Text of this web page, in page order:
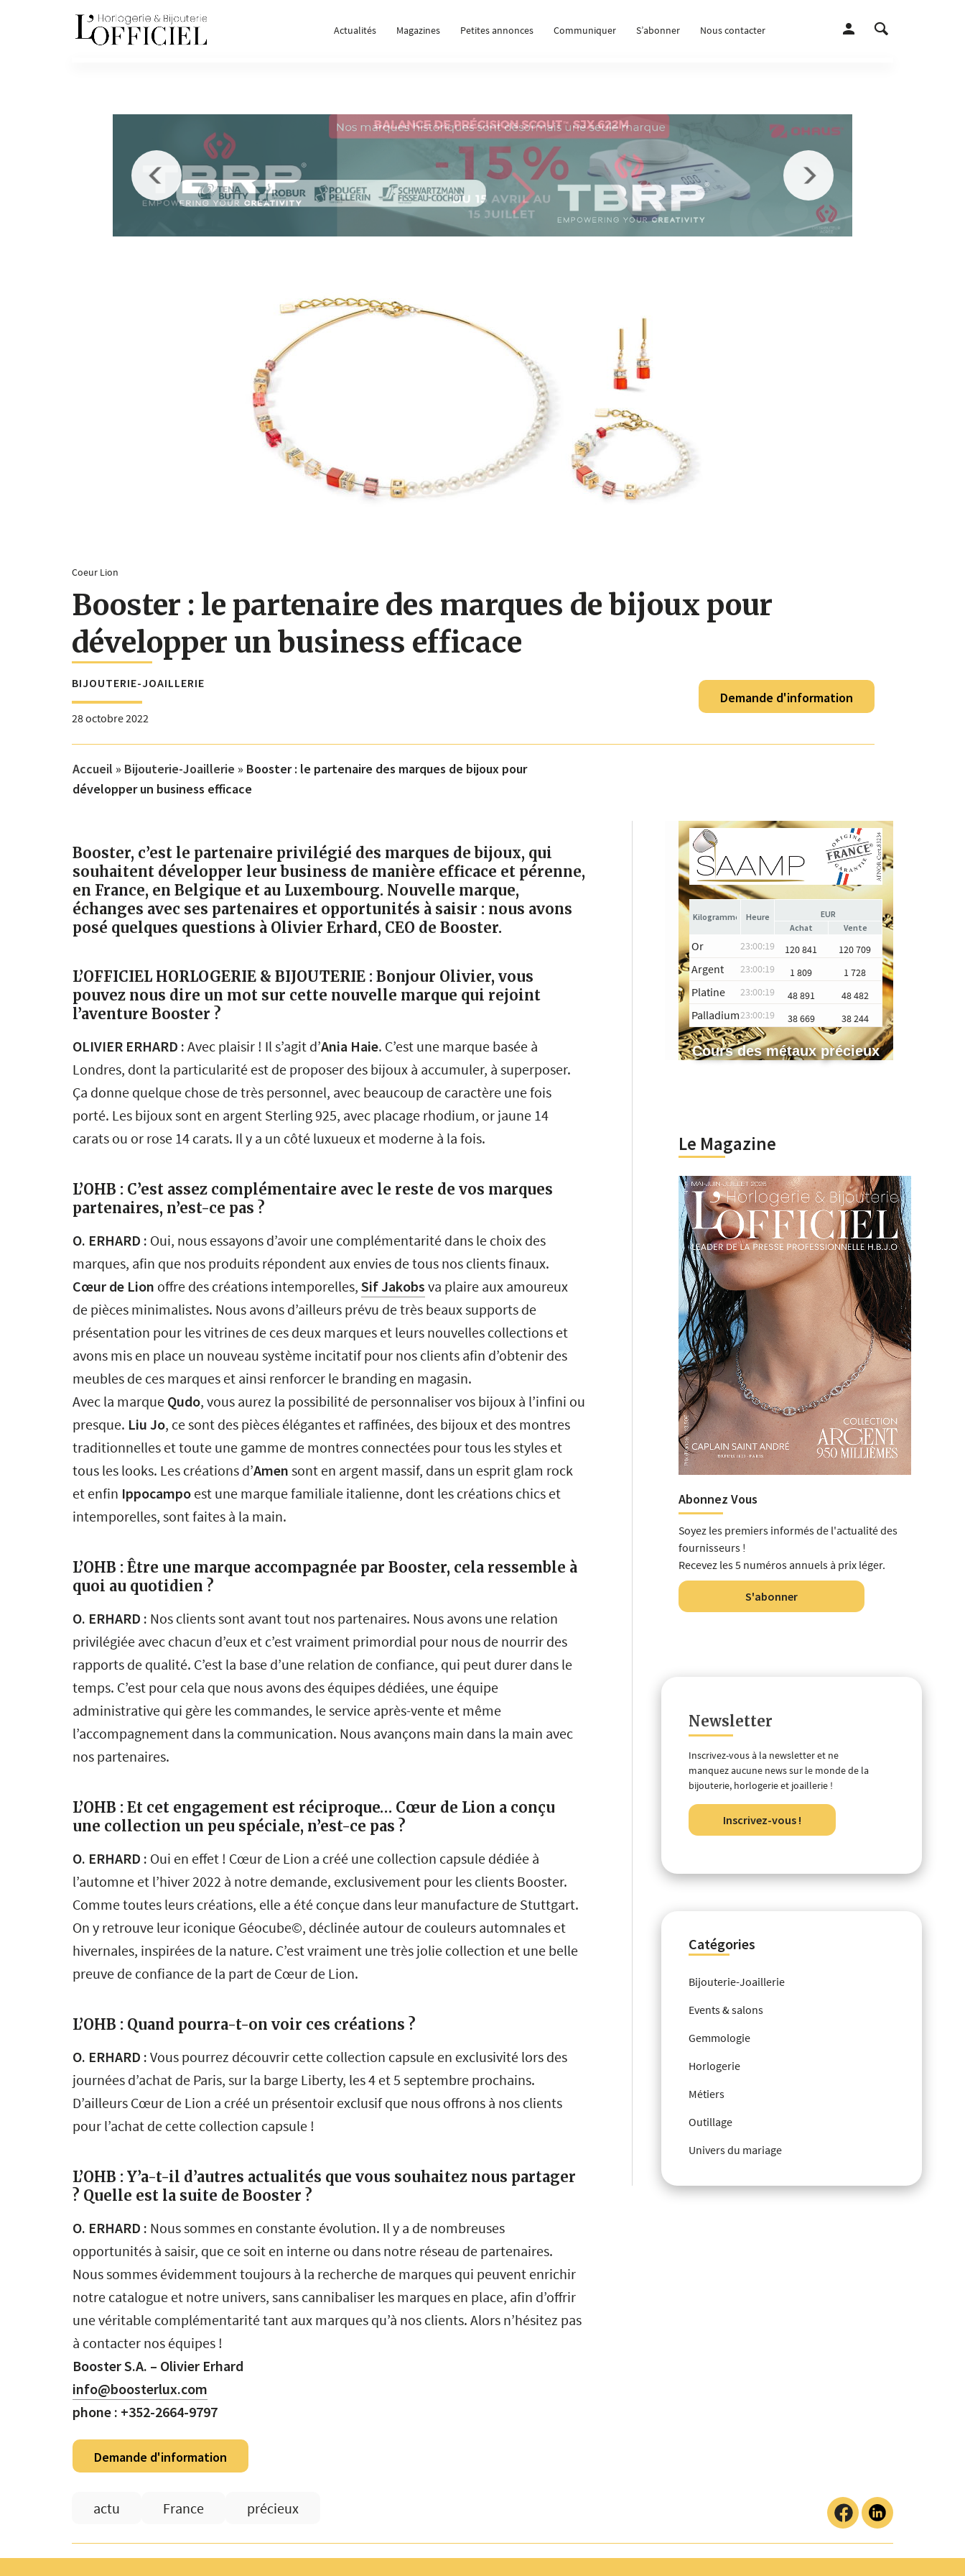
Actualités Magazines Petites annonces Communiquer S’abonner Nous contacter
Coeur Lion
Booster : le partenaire des marques de bijoux pour
développer un business efficace
BIJOUTERIE-JOAILLERIE
Demande d'information
28 octobre 2022
Accueil » Bijouterie-Joaillerie » Booster : le partenaire des marques de bijoux pour
développer un business efficace
Booster, c’est le partenaire privilégié des marques de bijoux, qui
souhaitent développer leur business de manière efficace et pérenne,
en France, en Belgique et au Luxembourg. Nouvelle marque,
échanges avec ses partenaires et opportunités à saisir : nous avons
posé quelques questions à Olivier Erhard, CEO de Booster.
L’OFFICIEL HORLOGERIE & BIJOUTERIE : Bonjour Olivier, vous
pouvez nous dire un mot sur cette nouvelle marque qui rejoint
l’aventure Booster ?
OLIVIER ERHARD : Avec plaisir ! Il s’agit d’Ania Haie. C’est une marque basée à
Londres, dont la particularité est de proposer des bijoux à accumuler, à superposer.
Ça donne quelque chose de très personnel, avec beaucoup de caractère une fois
porté. Les bijoux sont en argent Sterling 925, avec placage rhodium, or jaune 14
carats ou or rose 14 carats. Il y a un côté luxueux et moderne à la fois.
L’OHB : C’est assez complémentaire avec le reste de vos marques
partenaires, n’est-ce pas ?
O. ERHARD : Oui, nous essayons d’avoir une complémentarité dans le choix des
marques, afin que nos produits répondent aux envies de tous nos clients finaux.
Cœur de Lion offre des créations intemporelles, Sif Jakobs va plaire aux amoureux
de pièces minimalistes. Nous avons d’ailleurs prévu de très beaux supports de
présentation pour les vitrines de ces deux marques et leurs nouvelles collections et
avons mis en place un nouveau système incitatif pour nos clients afin d’obtenir des
meubles de ces marques et ainsi renforcer le branding en magasin.
Avec la marque Qudo, vous aurez la possibilité de personnaliser vos bijoux à l’infini ou
presque. Liu Jo, ce sont des pièces élégantes et raffinées, des bijoux et des montres
traditionnelles et toute une gamme de montres connectées pour tous les styles et
tous les looks. Les créations d’Amen sont en argent massif, dans un esprit glam rock
et enfin Ippocampo est une marque familiale italienne, dont les créations chics et
intemporelles, sont faites à la main.
L’OHB : Être une marque accompagnée par Booster, cela ressemble à
quoi au quotidien ?
O. ERHARD : Nos clients sont avant tout nos partenaires. Nous avons une relation
privilégiée avec chacun d’eux et c’est vraiment primordial pour nous de nourrir des
rapports de qualité. C’est la base d’une relation de confiance, qui peut durer dans le
temps. C’est pour cela que nous avons des équipes dédiées, une équipe
administrative qui gère les commandes, le service après-vente et même
l’accompagnement dans la communication. Nous avançons main dans la main avec
nos partenaires.
L’OHB : Et cet engagement est réciproque… Cœur de Lion a conçu
une collection un peu spéciale, n’est-ce pas ?
O. ERHARD : Oui en effet ! Cœur de Lion a créé une collection capsule dédiée à
l’automne et l’hiver 2022 à notre demande, exclusivement pour les clients Booster.
Comme toutes leurs créations, elle a été conçue dans leur manufacture de Stuttgart.
On y retrouve leur iconique Géocube©, déclinée autour de couleurs automnales et
hivernales, inspirées de la nature. C’est vraiment une très jolie collection et une belle
preuve de confiance de la part de Cœur de Lion.
L’OHB : Quand pourra-t-on voir ces créations ?
O. ERHARD : Vous pourrez découvrir cette collection capsule en exclusivité lors des
journées d’achat de Paris, sur la barge Liberty, les 4 et 5 septembre prochains.
D’ailleurs Cœur de Lion a créé un présentoir exclusif que nous offrons à nos clients
pour l’achat de cette collection capsule !
L’OHB : Y’a-t-il d’autres actualités que vous souhaitez nous partager
? Quelle est la suite de Booster ?
O. ERHARD : Nous sommes en constante évolution. Il y a de nombreuses
opportunités à saisir, que ce soit en interne ou dans notre réseau de partenaires.
Nous sommes évidemment toujours à la recherche de marques qui peuvent enrichir
notre catalogue et notre univers, sans cannibaliser les marques en place, afin d’offrir
une véritable complémentarité tant aux marques qu’à nos clients. Alors n’hésitez pas
à contacter nos équipes !
Booster S.A. – Olivier Erhard
info@boosterlux.com
phone : +352-2664-9797
Demande d'information
Heure
EUR
Achat
Vente
Or 23:00:19 120 841 120 709
Argent 23:00:19 1 809 1 728
Platine 23:00:19 48 891 48 482
Palladium23:00:19 38 669 38 244
Cours des métaux précieux
Le Magazine
Abonnez Vous
Soyez les premiers informés de l'actualité des
fournisseurs !
Recevez les 5 numéros annuels à prix léger.
S'abonner
Newsletter
Inscrivez-vous à la newsletter et ne
manquez aucune news sur le monde de la
bijouterie, horlogerie et joaillerie !
Inscrivez-vous !
Catégories
Bijouterie-Joaillerie
Events & salons
Gemmologie
Horlogerie
Métiers
Outillage
Univers du mariage
actu France précieux